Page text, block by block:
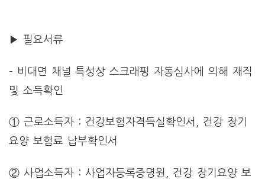
▶ 필요서류
– 비대면 채널 특성상 스크래핑 자동심사에 의해 재직
및 소득확인
① 근로소득자 : 건강보험자격득실확인서, 건강 장기
요양 보험료 납부확인서
② 사업소득자 : 사업자등록증명원, 건강 장기요양 보